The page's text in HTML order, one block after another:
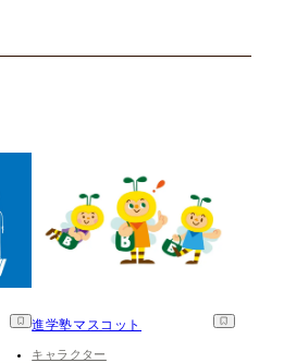
進学塾マスコット
キャラクター